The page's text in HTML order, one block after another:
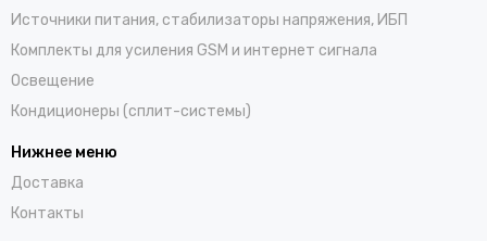
Источники питания, стабилизаторы напряжения, ИБП
Комплекты для усиления GSM и интернет сигнала
Освещение
Кондиционеры (сплит-системы)
Нижнее меню
Доставка
Контакты